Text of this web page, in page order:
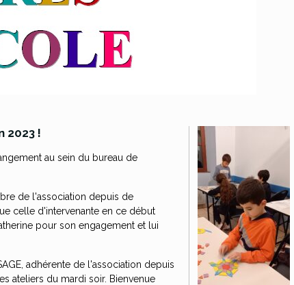
2023 !
au sein du bureau de
de l'association depuis de
celle d'intervenante en ce début
pour son engagement et lui
adhérente de l'association depuis
ateliers du mardi soir. Bienvenue